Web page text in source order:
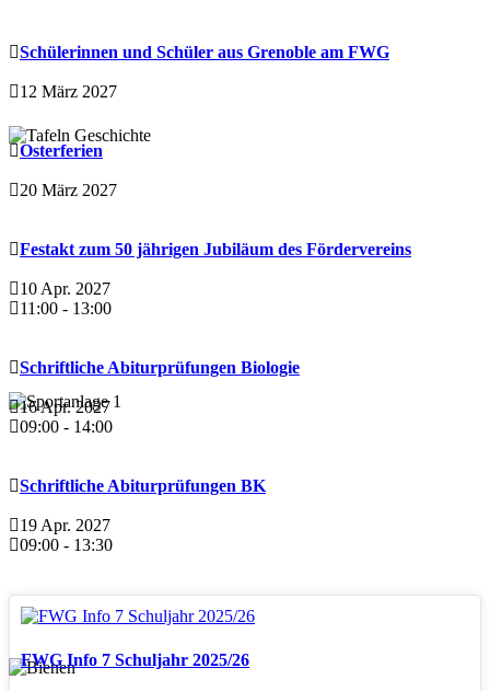
Schülerinnen und Schüler aus Grenoble am FWG
12 März 2027
Osterferien
20 März 2027
Festakt zum 50 jährigen Jubiläum des Fördervereins
10 Apr. 2027
11:00 - 13:00
Schriftliche Abiturprüfungen Biologie
16 Apr. 2027
09:00 - 14:00
Schriftliche Abiturprüfungen BK
19 Apr. 2027
09:00 - 13:30
FWG Info 7 Schuljahr 2025/26